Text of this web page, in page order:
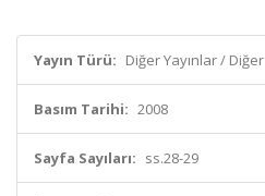
Yayın Türü: Diğer Yayınlar / Diğer
Basım Tarihi: 2008
Sayfa Sayıları: ss.28-29